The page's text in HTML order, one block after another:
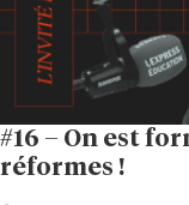
#16 – On est
réformes !